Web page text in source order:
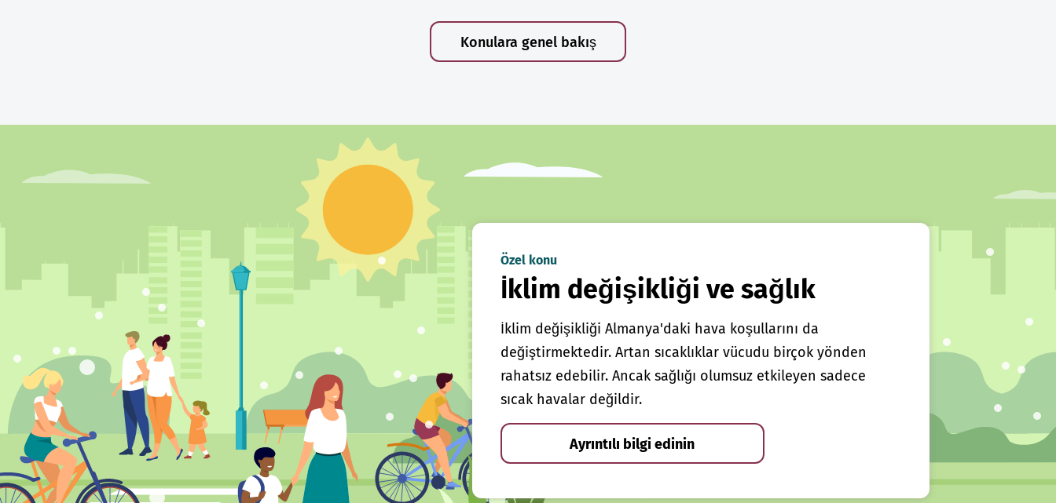
Konulara genel bakış
Özel konu
İklim değişikliği ve sağlık
İklim değişikliği Almanya'daki hava koşullarını da
değiştirmektedir. Artan sıcaklıklar vücudu birçok yönden
rahatsız edebilir. Ancak sağlığı olumsuz etkileyen sadece
sıcak havalar değildir.
Ayrıntılı bilgi edinin